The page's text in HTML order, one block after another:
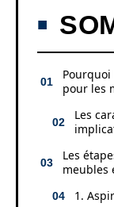
pour les
Les
Les
meubles
1.